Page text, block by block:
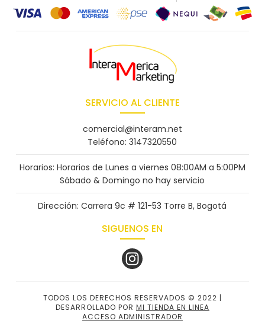
SERVICIO AL CLIENTE
comercial@interam.net
Teléfono: 3147320550
Horarios: Horarios de Lunes a viernes 08:00AM a 5:00PM
Sábado & Domingo no hay servicio
Dirección: Carrera 9c # 121-53 Torre B, Bogotá
SIGUENOS EN
TODOS LOS DERECHOS RESERVADOS © 2022 |
DESARROLLADO POR MI TIENDA EN LINEA
ACCESO ADMINISTRADOR